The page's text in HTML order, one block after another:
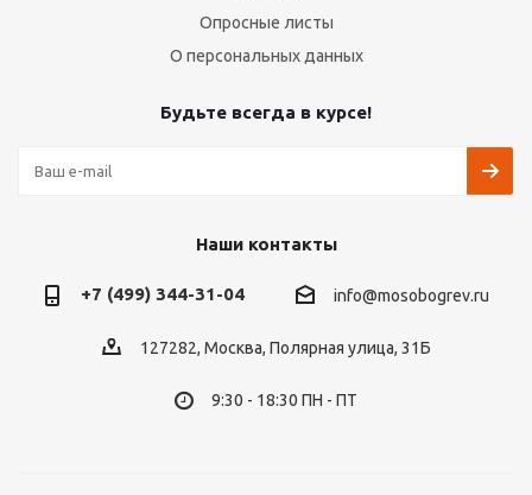
Опросные листы
О персональных данных
Будьте всегда в курсе!
Наши контакты
+7 (499) 344-31-04 info@mosobogrev.ru
127282, Москва, Полярная улица, 31Б
9:30 - 18:30 ПН - ПТ